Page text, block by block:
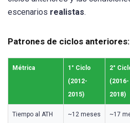
escenarios realistas.
Patrones de ciclos anteriores:
Métrica
1° Ciclo
(2012-
2015)
2°
(2016-
2018)
Tiempo al ATH
~12 meses ~17